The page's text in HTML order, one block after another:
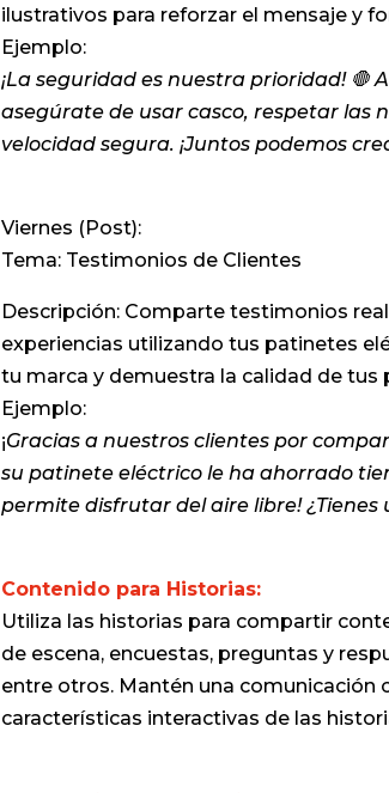
ilustrativos para reforzar el mensaje y
Ejemplo:
¡La seguridad es nuestra prioridad! 🛑
asegúrate de usar casco, respetar las
velocidad segura. ¡Juntos podemos
Viernes (Post):
Tema: Testimonios de Clientes
Descripción: Comparte testimonios
experiencias utilizando tus patinetes
tu marca y demuestra la calidad de tus
Ejemplo:
¡Gracias a nuestros clientes por
su patinete eléctrico le ha ahorrado
permite disfrutar del aire libre! ¿Tienes
Contenido para Historias:
Utiliza las historias para compartir
de escena, encuestas, preguntas y
entre otros. Mantén una comunicación
características interactivas de las